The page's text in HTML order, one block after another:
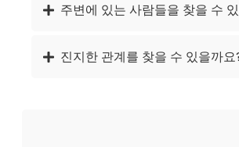
주변에 있는 사람들을 찾을 수
진지한 관계를 찾을 수 있을까요